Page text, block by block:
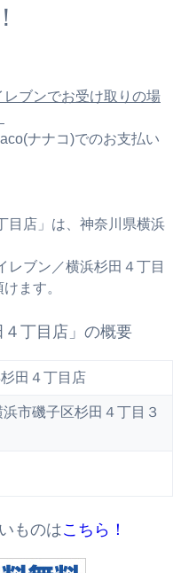
ブンでお受け取りの場
ナナコ)でのお支払い
目店」は、神奈川県横浜
レブン／横浜杉田４丁目
ます。
４丁目店」の概要
田４丁目店
市磯子区杉田４丁目３
ものはこちら！